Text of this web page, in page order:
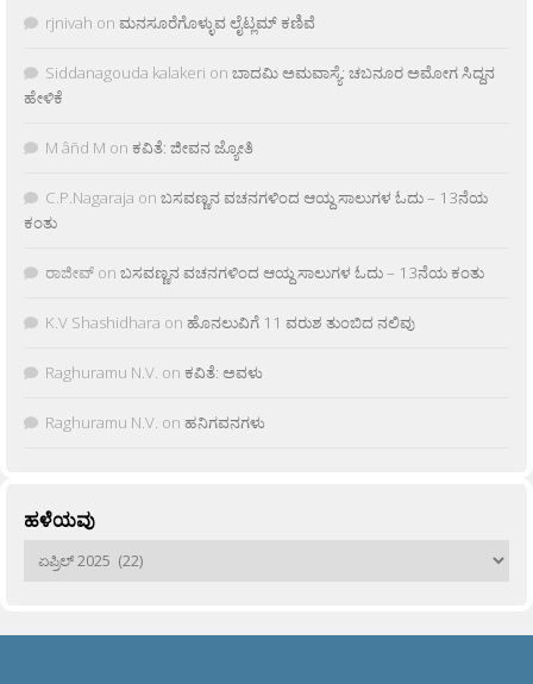
rjnivah on ಮನಸೂರೆಗೊಳ್ಳುವ ಲೈಟ್ಲಮ್ ಕಣಿವೆ
Siddanagouda kalakeri on ಬಾದಮಿ ಅಮವಾಸ್ಯೆ: ಚಬನೂರ ಅಮೋಗ ಸಿದ್ದನ
ಹೇಳಿಕೆ
M âñd M on ಕವಿತೆ: ಜೀವನ ಜ್ಯೋತಿ
C.P.Nagaraja on ಬಸವಣ್ಣನ ವಚನಗಳಿಂದ ಆಯ್ದ ಸಾಲುಗಳ ಓದು – 13ನೆಯ
ಕಂತು
ರಾಜೀವ್ on ಬಸವಣ್ಣನ ವಚನಗಳಿಂದ ಆಯ್ದ ಸಾಲುಗಳ ಓದು – 13ನೆಯ ಕಂತು
K.V Shashidhara on ಹೊನಲುವಿಗೆ 11 ವರುಶ ತುಂಬಿದ ನಲಿವು
Raghuramu N.V. on ಕವಿತೆ: ಅವಳು
Raghuramu N.V. on ಹನಿಗವನಗಳು
ಹಳೆಯವು
ಹಳೆಯವು